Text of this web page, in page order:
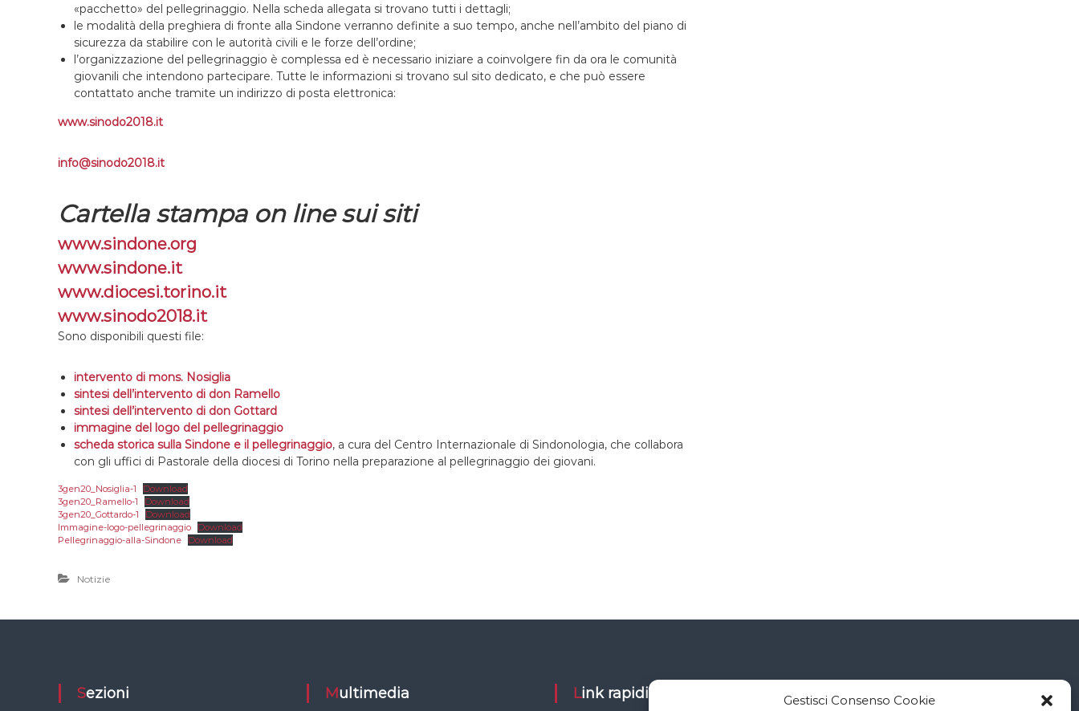
Gestisci Consenso Cookie
«pacchetto» del pellegrinaggio. Nella scheda allegata si trovano tutti i dettagli;
le modalità della preghiera di fronte alla Sindone verranno definite a suo tempo, anche nell’ambito del piano di
sicurezza da stabilire con le autorità civili e le forze dell’ordine;
l’organizzazione del pellegrinaggio è complessa ed è necessario iniziare a coinvolgere fin da ora le comunità
giovanili che intendono partecipare. Tutte le informazioni si trovano sul sito dedicato, e che può essere
contattato anche tramite un indirizzo di posta elettronica:
www.sinodo2018.it
info@sinodo2018.it
Cartella stampa on line sui siti
www.sindone.org
www.sindone.it
www.diocesi.torino.it
www.sinodo2018.it
Sono disponibili questi file:
intervento di mons. Nosiglia
sintesi dell’intervento di don Ramello
sintesi dell’intervento di don Gottard
immagine del logo del pellegrinaggio
scheda storica sulla Sindone e il pellegrinaggio, a cura del Centro Internazionale di Sindonologia, che collabora
con gli uffici di Pastorale della diocesi di Torino nella preparazione al pellegrinaggio dei giovani.
3gen20_Nosiglia-1
Download
3gen20_Ramello-1
Download
3gen20_Gottardo-1
Download
Immagine-logo-pellegrinaggio
Download
Pellegrinaggio-alla-Sindone
Download
Notizie
Sezioni Multimedia Link rapidi Connessioni